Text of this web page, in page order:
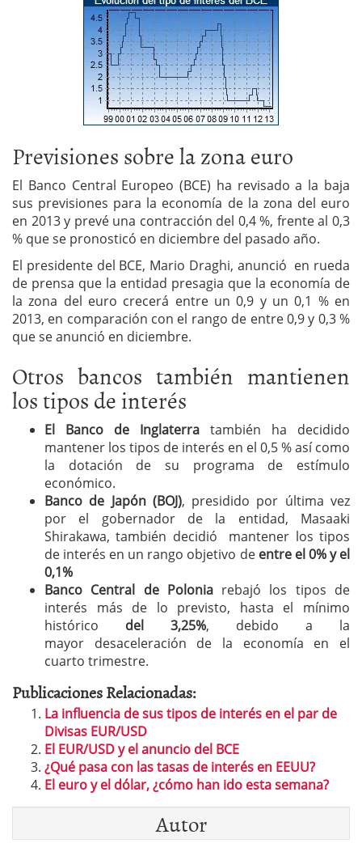
Previsiones sobre la zona euro
El Banco Central Europeo (BCE) ha revisado a la baja
sus previsiones para la economía de la zona del euro
en 2013 y prevé una contracción del 0,4 %, frente al 0,3
% que se pronosticó en diciembre del pasado año.
El presidente del BCE, Mario Draghi, anunció en rueda
de prensa que la entidad presagia que la economía de
la zona del euro crecerá entre un 0,9 y un 0,1 % en
2013, en comparación con el rango de entre 0,9 y 0,3 %
que se anunció en diciembre.
Otros bancos también mantienen
los tipos de interés
El Banco de Inglaterra también ha decidido
mantener los tipos de interés en el 0,5 % así como
la dotación de su programa de estímulo
económico.
Banco de Japón (BOJ), presidido por última vez
por el gobernador de la entidad, Masaaki
Shirakawa, también decidió mantener los tipos
de interés en un rango objetivo de entre el 0% y el
0,1%
Banco Central de Poloniarebajó los tipos de
interés más de lo previsto, hasta el mínimo
histórico del 3,25%, debido a la
mayor desaceleración de la economía en el
cuarto trimestre.
Publicaciones Relacionadas:
La influencia de sus tipos de interés en el par de
Divisas EUR/USD
El EUR/USD y el anuncio del BCE
¿Qué pasa con las tasas de interés en EEUU?
El euro y el dólar, ¿cómo han ido esta semana?
Autor